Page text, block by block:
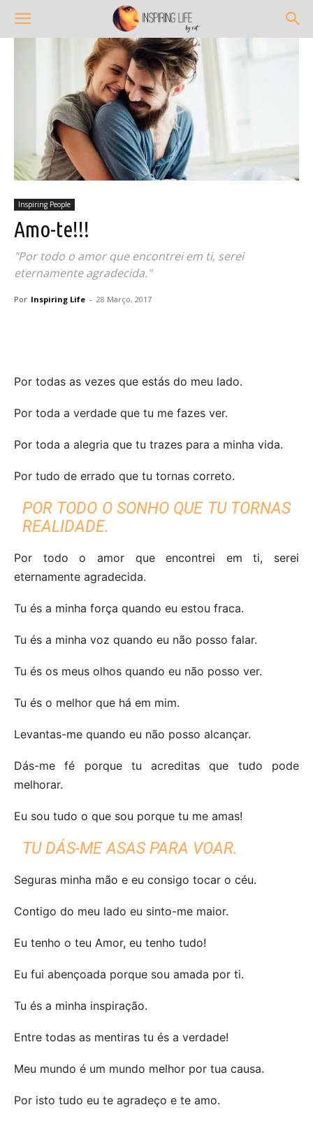
Inspiring People
Amo-te!!!
"Por todo o amor que encontrei em ti, serei
eternamente agradecida."
Por Inspiring Life - 28 Março, 2017
Por todas as vezes que estás do meu lado.
Por toda a verdade que tu me fazes ver.
Por toda a alegria que tu trazes para a minha vida.
Por tudo de errado que tu tornas correto.
POR TODO O SONHO QUE TU TORNAS
REALIDADE.
Por todo o amor que encontrei em ti, serei
eternamente agradecida.
Tu és a minha força quando eu estou fraca.
Tu és a minha voz quando eu não posso falar.
Tu és os meus olhos quando eu não posso ver.
Tu és o melhor que há em mim.
Levantas-me quando eu não posso alcançar.
Dás-me fé porque tu acreditas que tudo pode
melhorar.
Eu sou tudo o que sou porque tu me amas!
TU DÁS-ME ASAS PARA VOAR.
Seguras minha mão e eu consigo tocar o céu.
Contigo do meu lado eu sinto-me maior.
Eu tenho o teu Amor, eu tenho tudo!
Eu fui abençoada porque sou amada por ti.
Tu és a minha inspiração.
Entre todas as mentiras tu és a verdade!
Meu mundo é um mundo melhor por tua causa.
Por isto tudo eu te agradeço e te amo.